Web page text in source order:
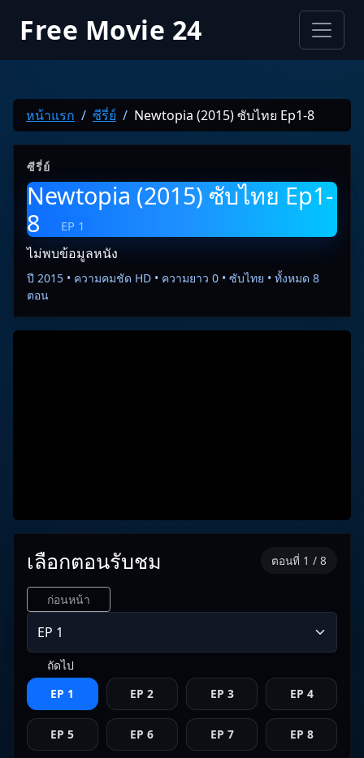
Free Movie 24
หน้าแรก ซีรี่ย์ Newtopia (2015) ซับไทย Ep1-8
ซีรี่ย์
Newtopia (2015) ซับไทย Ep1-
8
EP 1
ไม่พบข้อมูลหนัง
ปี 2015 • ความคมชัด HD • ความยาว 0 • ซับไทย • ทั้งหมด 8
ตอน
เลือกตอนรับชม ตอนที่ 1 / 8
ก่อนหน้า
ถัดไป
EP 1
EP 2 EP 3 EP 4
EP 5 EP 6 EP 7 EP 8